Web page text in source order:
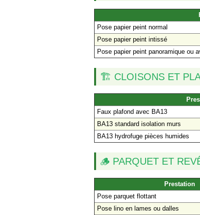
Pose papier peint normal
Pose papier peint intissé
Pose papier peint panoramique ou
🏗️ CLOISONS ET
Faux plafond avec BA13
BA13 standard isolation murs
BA13 hydrofuge pièces humides
🪵 PARQUET ET
Prestation
Pose parquet flottant
Pose lino en lames ou dalles